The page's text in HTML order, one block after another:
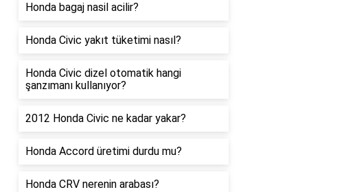
Honda bagaj nasil acilir?
Honda Civic yakıt tüketimi nasıl?
Honda Civic dizel otomatik hangi
şanzımanı kullanıyor?
2012 Honda Civic ne kadar yakar?
Honda Accord üretimi durdu mu?
Honda CRV nerenin arabası?